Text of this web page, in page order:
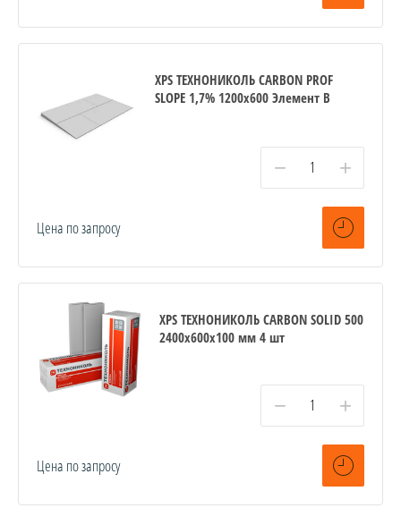
XPS ТЕХНОНИКОЛЬ CARBON PROF
SLOPE 1,7% 1200х600 Элемент B
− +
Цена по запросу
XPS ТЕХНОНИКОЛЬ CARBON SOLID 500
2400х600х100 мм 4 шт
− +
Цена по запросу